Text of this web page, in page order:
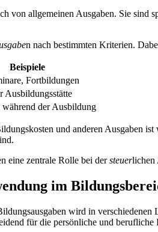
von allgemeinen Ausgaben. Sie sind
n nach bestimmten Kriterien.
Beispiele
Fortbildungen
Ausbildungsstätte
der Ausbildung
und anderen Ausgaben
eine zentrale Rolle bei dersteuerlichen
im
wird in
für die persönliche und